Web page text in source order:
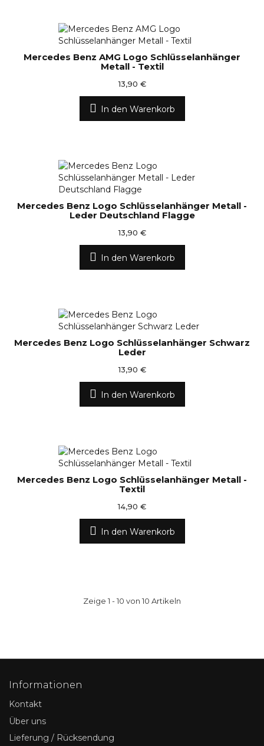
Mercedes Benz AMG Logo Schlüsselanhänger
Metall - Textil
13,90 €
In den Warenkorb
Mercedes Benz Logo Schlüsselanhänger Metall -
Leder Deutschland Flagge
13,90 €
In den Warenkorb
Mercedes Benz Logo Schlüsselanhänger Schwarz
Leder
13,90 €
In den Warenkorb
Mercedes Benz Logo Schlüsselanhänger Metall -
Textil
14,90 €
In den Warenkorb
Zeige 1 - 10 von 10 Artikeln
Informationen
Kontakt
Über uns
Lieferung / Rücksendung